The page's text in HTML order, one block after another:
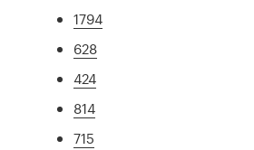
1794
628
424
814
715